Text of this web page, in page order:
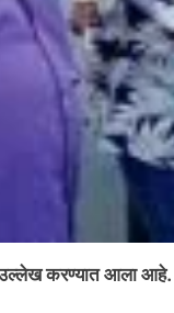
उल्लेख करण्यात आला आहे.